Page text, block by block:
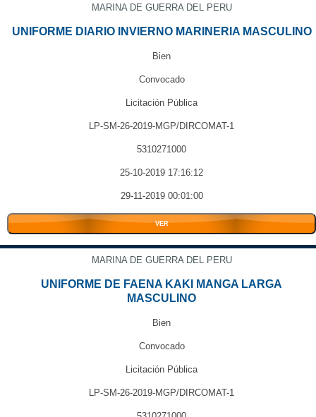
MARINA DE GUERRA DEL PERU
UNIFORME DIARIO INVIERNO MARINERIA MASCULINO
Bien
Convocado
Licitación Pública
LP-SM-26-2019-MGP/DIRCOMAT-1
5310271000
25-10-2019 17:16:12
29-11-2019 00:01:00
VER
MARINA DE GUERRA DEL PERU
UNIFORME DE FAENA KAKI MANGA LARGA
MASCULINO
Bien
Convocado
Licitación Pública
LP-SM-26-2019-MGP/DIRCOMAT-1